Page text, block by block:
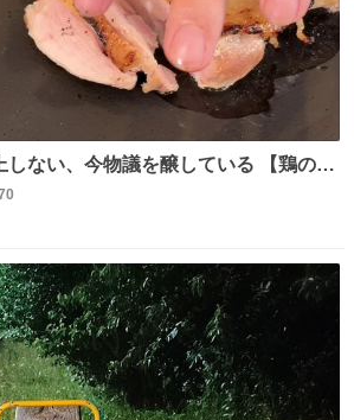
い、今物議を醸している 【鶏のた
どの薬味と一緒にいただきます 夏に